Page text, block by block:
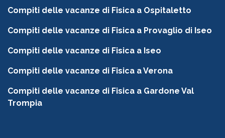
Compiti delle vacanze di Fisica a Ospitaletto
Compiti delle vacanze di Fisica a Provaglio di Iseo
Compiti delle vacanze di Fisica a Iseo
Compiti delle vacanze di Fisica a Verona
Compiti delle vacanze di Fisica a Gardone Val
Trompia